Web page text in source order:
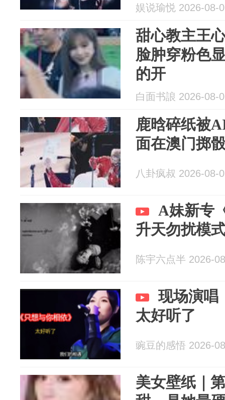
娱说瑜悦 2026-08-
甜心教主王
脸肿穿粉色
的开
白面书誏 2026-08-
鹿晗碎纸被
面在澳门掷
八卦疯叔 2026-08-
A妹新专
升天勿扰模
陈宇六点半 2026-
现场演唱
太好听了
豌豆的感悟 2026-
美女壁纸｜